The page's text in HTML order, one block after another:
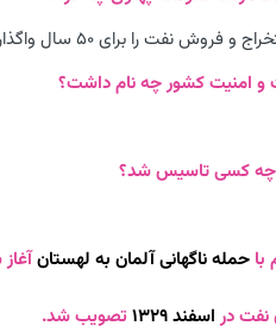
نفت را برای ۵۰ سال واگذار کرد.
حمله ناگهانی آلمان به لهستان
اسفند ۱۳۲۹ تصویب شد.